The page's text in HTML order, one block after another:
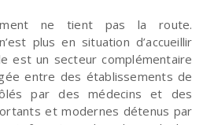
ne tient pas la route.
plus en situation d’accueillir
est un secteur complémentaire
entre des établissements de
par des médecins et des
et modernes détenus par